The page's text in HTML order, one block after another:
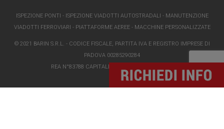
ISPEZIONE PONTI - ISPEZIONE VIADOTTI AUTOSTRADALI - MANUTENZIONE
VIADOTTI FERROVIARI - PIATTAFORME AEREE- MACCHINE PERSONALIZZATE
© 2021 BARIN S.R.L. - CODICE FISCALE, PARTITA IVA E REGISTRO IMPRESE DI
PADOVA 00285290284
REA N°83788 CAPITALE SOCIALE I.V. €118000,00